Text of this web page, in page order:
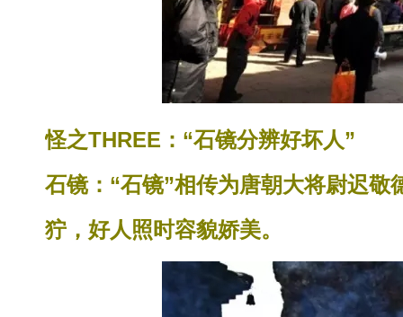
怪之THREE：“石镜分辨好坏人”
石镜：“石镜”相传为唐朝大将尉迟
狞，好人照时容貌娇美。